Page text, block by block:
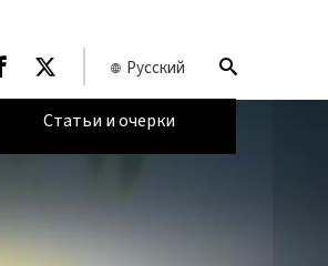
Русский
Статьи и очерки